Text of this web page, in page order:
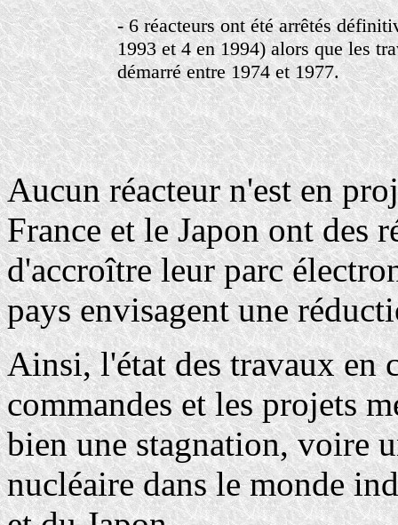
- 6 réacteurs ont été arrêtés
1993 et 4 en 1994) alors que les
démarré entre 1974 et 1977.
Aucun réacteur n'est en
France et le Japon ont des
d'accroître leur parc
pays envisagent une
Ainsi, l'état des travaux en
commandes et les projets
bien une stagnation, voire
nucléaire dans le monde